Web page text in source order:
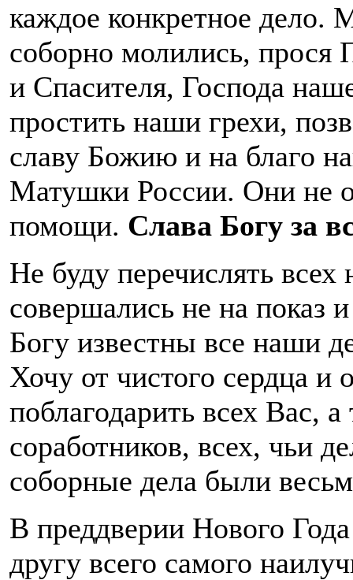
каждое конкретное дело.
соборно молились, прося
и Спасителя, Господа
простить наши грехи,
славу Божию и на благо
Матушки России. Они не
помощи. Слава Богу за
Не буду перечислять
совершались не на показ
Богу известны все наши
Хочу от чистого сердца и
поблагодарить всех Вас,
соработников, всех, чьи
соборные дела были
В преддверии Нового
другу всего самого